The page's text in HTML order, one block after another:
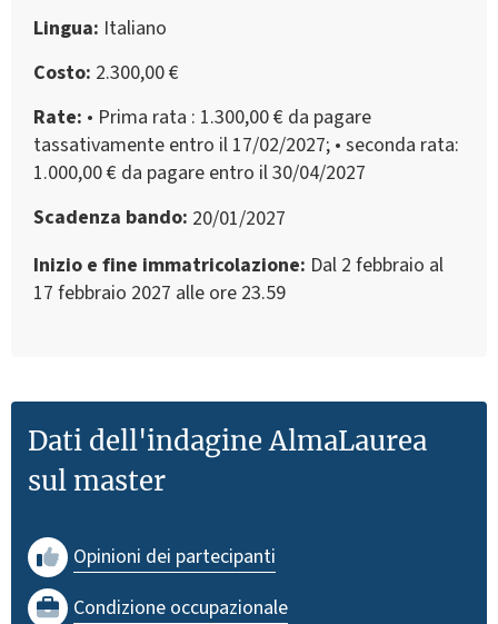
Lingua Italiano
Costo 2.300,00 €
Rate • Prima rata : 1.300,00 € da pagare
tassativamente entro il 17/02/2027; • seconda rata:
1.000,00 € da pagare entro il 30/04/2027
Scadenza bando 20/01/2027
Inizio e fine immatricolazione Dal 2 febbraio al
17 febbraio 2027 alle ore 23.59
Dati dell'indagine AlmaLaurea
sul master
Opinioni dei partecipanti
Condizione occupazionale